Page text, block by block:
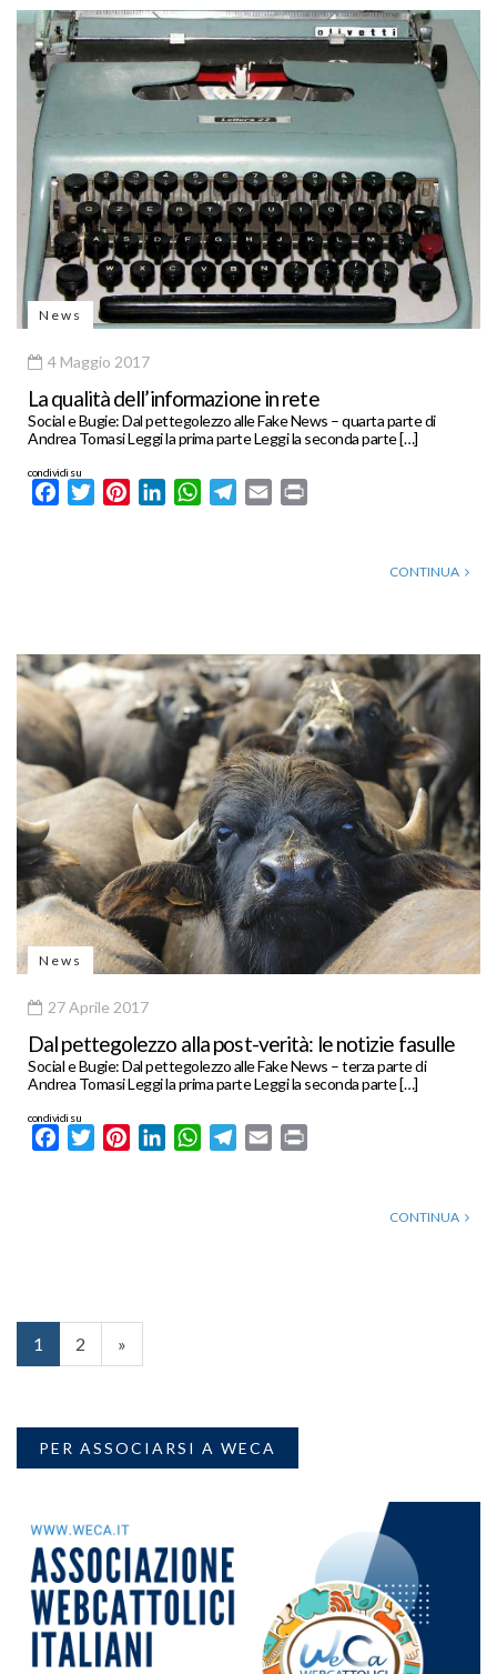
News
4 Maggio 2017
La qualità dell’informazione in rete
Social e Bugie: Dal pettegolezzo alle Fake News – quarta parte di
Andrea Tomasi Leggi la prima parte Leggi la seconda parte […]
condividi su
FacebookTwitterPinterestLinkedInWhatsApp
Telegram
Email
CONTINUA
News
27 Aprile 2017
Dal pettegolezzo alla post-verità: le notizie fasulle
Social e Bugie: Dal pettegolezzo alle Fake News – terza parte di
Andrea Tomasi Leggi la prima parte Leggi la seconda parte […]
condividi su
FacebookTwitterPinterestLinkedInWhatsApp
Telegram
Email
CONTINUA
1 2 »
PER ASSOCIARSI A WECA